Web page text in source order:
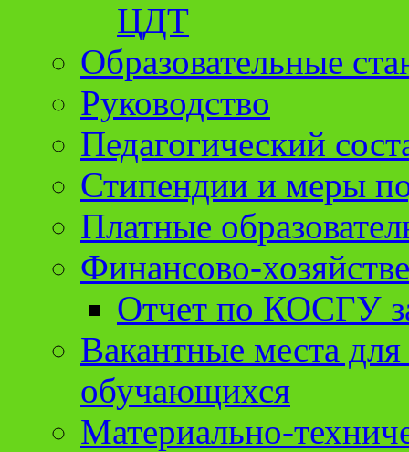
ЦДТ
Образовательные
Руководство
Педагогический
Стипендии и меры
Платные
Финансово-
Отчет по КОСГУ
Вакантные места
обучающихся
Материально-